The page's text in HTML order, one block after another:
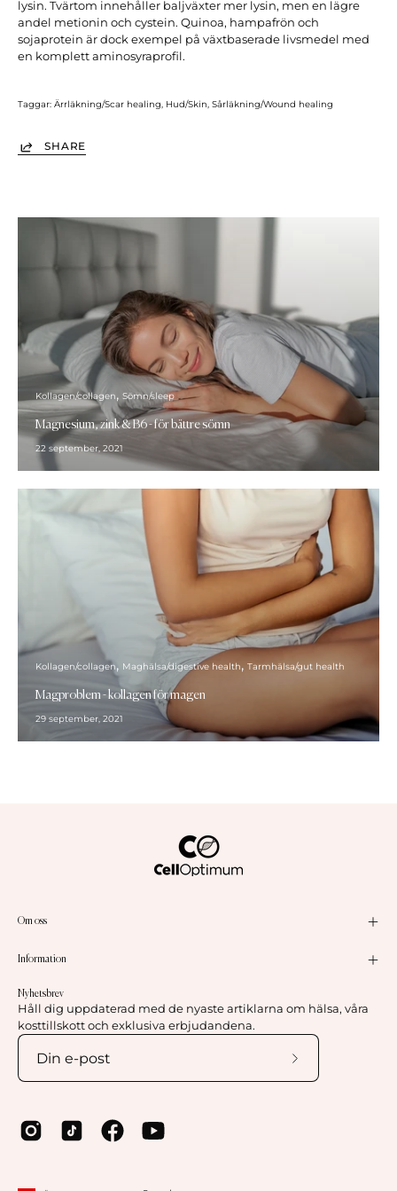
lysin. Tvärtom innehåller baljväxter mer lysin, men en lägre
andel metionin och cystein. Quinoa, hampafrön och
sojaprotein är dock exempel på växtbaserade livsmedel med
en komplett aminosyraprofil.
Taggar: Ärrläkning/Scar healing Hud/Skin Sårläkning/Wound healing
SHARE
Kollagen/collagen Sömn/sleep
Magnesium, zink & B6 - för bättre sömn
22 september, 2021
Kollagen/collagen Maghälsa/digestive health Tarmhälsa/gut health
Magproblem - kollagen för magen
29 september, 2021
Om oss
Information
Nyhetsbrev
Håll dig uppdaterad med de nyaste artiklarna om hälsa, våra
kosttillskott och exklusiva erbjudandena.